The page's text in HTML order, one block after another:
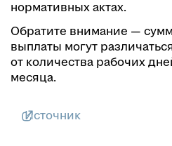
нормативных актах.
Обратите внимание —
выплаты могут
от количества рабочих
месяца.
Источник